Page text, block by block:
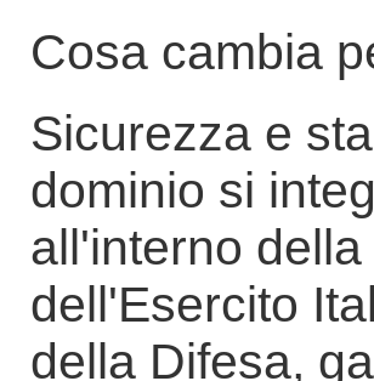
Cosa cambia
Sicurezza e
dominio si
all'interno
dell'Esercito
della Difesa,